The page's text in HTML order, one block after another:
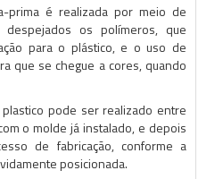
prima é realizada por meio de
os polímeros, que
para o plástico, e o uso de
que se chegue a cores, quando
pode ser realizado entre
o molde já instalado, e depois
de fabricação, conforme a
posicionada.